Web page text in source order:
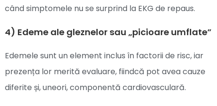
când simptomele nu se surprind la EKG de repaus.
4) Edeme ale gleznelor sau „picioare umflate”
Edemele sunt un element inclus în factorii de risc, iar
prezența lor merită evaluare, fiindcă pot avea cauze
diferite și, uneori, componentă cardiovasculară.